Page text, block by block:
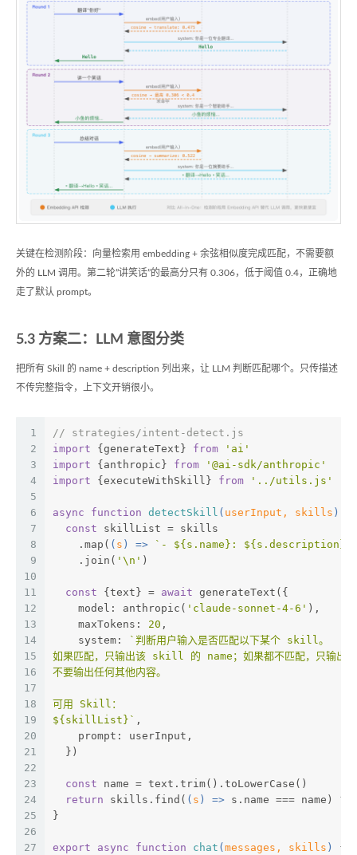
关键在检测阶段：向量检索用 embedding + 余弦相似度完成匹配，不需要额
外的 LLM 调用。第二轮”讲笑话”的最高分只有 0.306，低于阈值 0.4，正确地
走了默认 prompt。
5.3 方案二：LLM 意图分类
把所有 Skill 的 name + description 列出来，让 LLM 判断匹配哪个。只传描述
不传完整指令，上下文开销很小。
1
2
3
4
5
6
7
8
9
10
11
12
13
14
15
16
17
18
19
20
21
22
23
24
25
26
27
// strategies/intent-detect.js
import {generateText} from
'ai'
import {anthropic} from
'@ai-sdk/anthropic'
import {executeWithSkill} from '../utils.js'
async function detectSkill ( userInput, skills )
const skillList = skills
    .map(
( s ) => `- ${s.name} : ${s.description}
    .join(
'\n' )
const {text} = await generateText({
    model: anthropic(
'claude-sonnet-4-6' ),
    maxTokens:
20 ,
    system:
`判断用户输入是否匹配以下某个 skill。
如果匹配，只输出该 skill 的 name；如果都不匹配，只输出
不要输出任何其他内容。
可用 Skill：
${skillList} ` ,
    prompt: userInput,
  })
const name = text.trim().toLowerCase()
return skills.find( ( s ) => s.name === name)
}
export async function chat ( messages, skills ) {